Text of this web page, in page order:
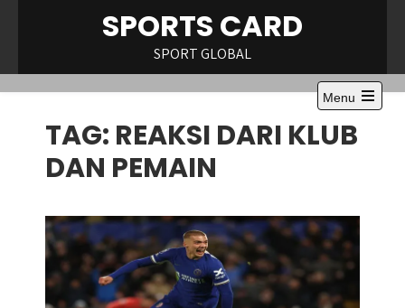
SPORTS CARD
SPORT GLOBAL
Menu
Open
the
main
TAG: REAKSI DARI KLUB
DAN PEMAIN